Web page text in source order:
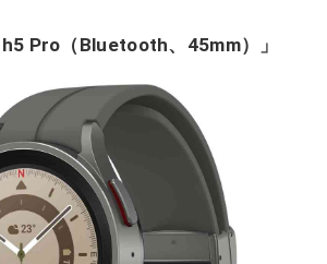
Pro（Bluetooth、45mm）」